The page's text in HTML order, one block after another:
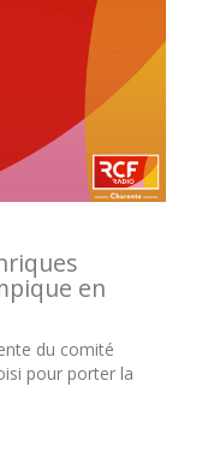
en
du comité
pour porter la